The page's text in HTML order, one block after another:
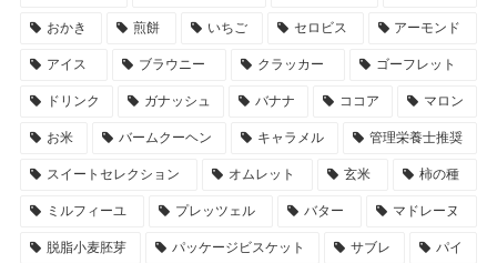
おかき 煎餅 いちご セロビス アーモンド
アイス ブラウニー クラッカー ゴーフレット
ドリンク ガナッシュ バナナ ココア マロン
お米 バームクーヘン キャラメル 管理栄養士推奨
スイートセレクション オムレット 玄米 柿の種
ミルフィーユ プレッツェル バター マドレーヌ
脱脂小麦胚芽 パッケージビスケット サブレ パイ